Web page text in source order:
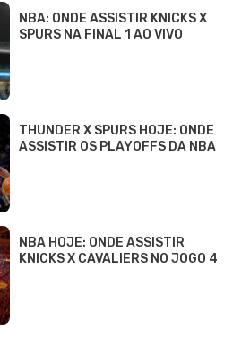
NBA: ONDE ASSISTIR KNICKS X
SPURS NA FINAL 1 AO VIVO
THUNDER X SPURS HOJE: ONDE
ASSISTIR OS PLAYOFFS DA NBA
NBA HOJE: ONDE ASSISTIR
KNICKS X CAVALIERS NO JOGO 4